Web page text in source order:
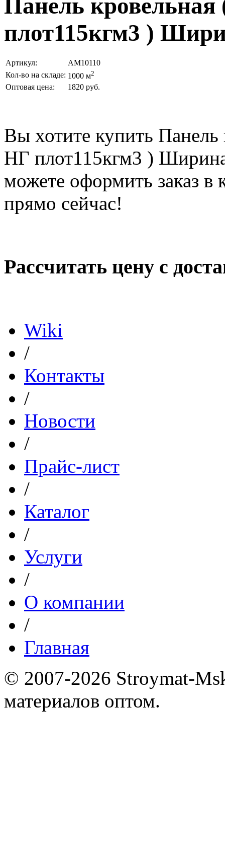
Панель кровельная
плот115кгм3 )
Артикул:
AM10110
Кол-во на складе: 1000 м2
Оптовая цена: 1820 руб.
Вы хотите купить Панель
НГ плот115кгм3 )
можете оформить заказ
прямо сейчас!
Рассчитать цену с
Wiki
/
Контакты
/
Новости
/
Прайс-лист
/
Каталог
/
Услуги
/
О компании
/
Главная
© 2007-2026 Stroymat-
материалов оптом.